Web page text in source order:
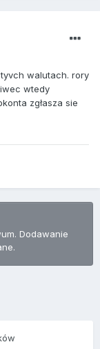
walutach. rory
wtedy
zgłasza sie
Dodawanie